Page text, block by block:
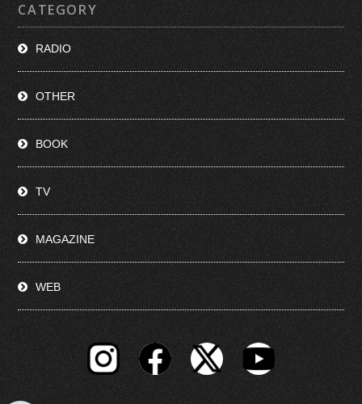
CATEGORY
RADIO
OTHER
BOOK
TV
MAGAZINE
WEB